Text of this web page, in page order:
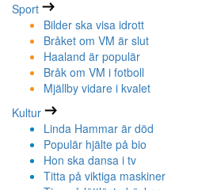
Sport
Bilder ska visa idrott
Bråket om VM är slut
Haaland är populär
Bråk om VM i fotboll
Mjällby vidare i kvalet
Kultur
Linda Hammar är död
Populär hjälte på bio
Hon ska dansa i tv
Titta på viktiga maskiner